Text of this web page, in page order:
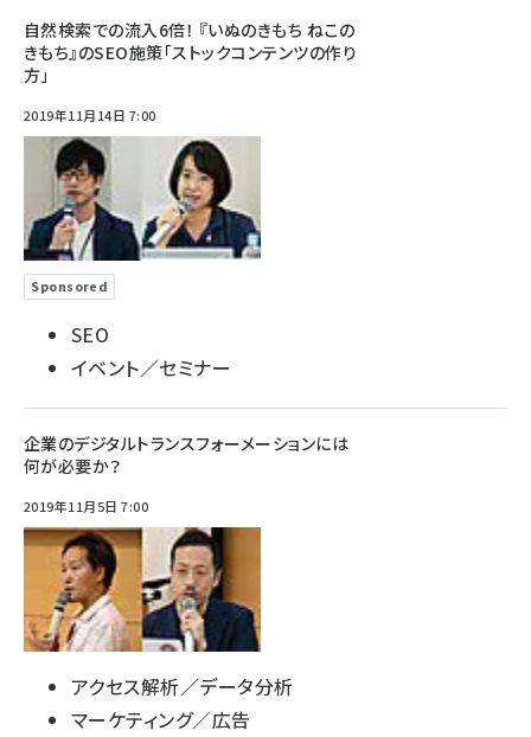
自然検索での流入6倍！ 『いぬのきもち ねこの
きもち』のSEO施策「ストックコンテンツの作り
方」
2019年11月14日 7:00
Sponsored
SEO
イベント／セミナー
企業のデジタルトランスフォーメーションには
何が必要か？
2019年11月5日 7:00
アクセス解析／データ分析
マーケティング／広告